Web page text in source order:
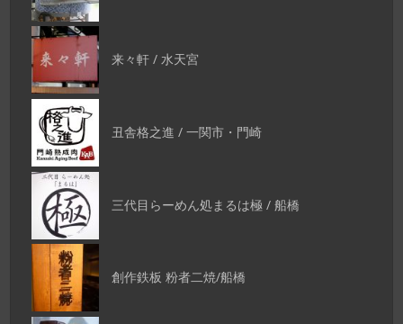
来々軒 / 水天宮
丑舎格之進 / 一関市・門崎
三代目らーめん処まるは極 / 船橋
創作鉄板 粉者二焼/船橋